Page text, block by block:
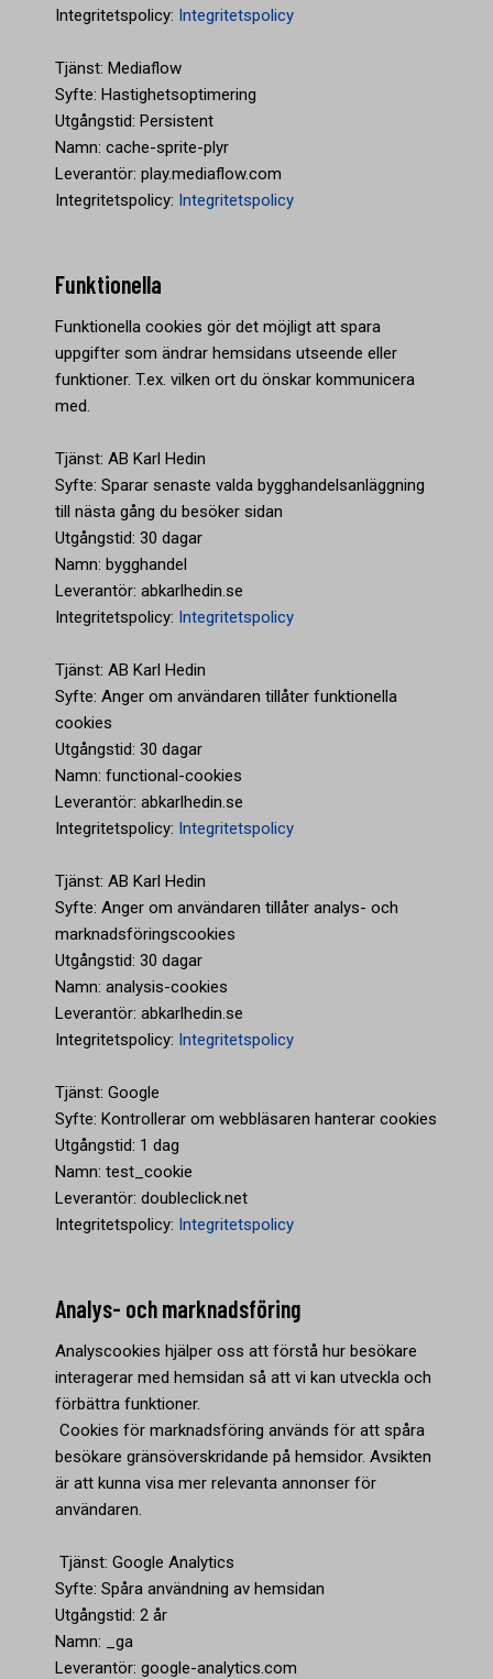
Integritetspolicy: Integritetspolicy
Tjänst: Mediaflow
Syfte: Hastighetsoptimering
Utgångstid: Persistent
Namn: cache-sprite-plyr
Leverantör: play.mediaflow.com
Integritetspolicy: Integritetspolicy
Funktionella
Funktionella cookies gör det möjligt att spara
uppgifter som ändrar hemsidans utseende eller
funktioner. T.ex. vilken ort du önskar kommunicera
med.
Tjänst: AB Karl Hedin
Syfte: Sparar senaste valda bygghandelsanläggning
till nästa gång du besöker sidan
Utgångstid: 30 dagar
Namn: bygghandel
Leverantör: abkarlhedin.se
Integritetspolicy: Integritetspolicy
Tjänst: AB Karl Hedin
Syfte: Anger om användaren tillåter funktionella
cookies
Utgångstid: 30 dagar
Namn: functional-cookies
Leverantör: abkarlhedin.se
Integritetspolicy: Integritetspolicy
Tjänst: AB Karl Hedin
Syfte: Anger om användaren tillåter analys- och
marknadsföringscookies
Utgångstid: 30 dagar
Namn: analysis-cookies
Leverantör: abkarlhedin.se
Integritetspolicy: Integritetspolicy
Tjänst: Google
Syfte: Kontrollerar om webbläsaren hanterar cookies
Utgångstid: 1 dag
Namn: test_cookie
Leverantör: doubleclick.net
Integritetspolicy: Integritetspolicy
Analys- och marknadsföring
Analyscookies hjälper oss att förstå hur besökare
interagerar med hemsidan så att vi kan utveckla och
förbättra funktioner.
Cookies för marknadsföring används för att spåra
besökare gränsöverskridande på hemsidor. Avsikten
är att kunna visa mer relevanta annonser för
användaren.
Tjänst: Google Analytics
Syfte: Spåra användning av hemsidan
Utgångstid: 2 år
Namn: _ga
Leverantör: google-analytics.com